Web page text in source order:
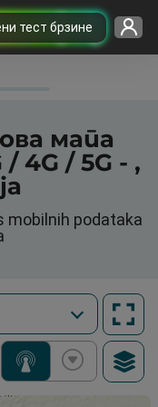
тест брзине
мапа
4G / 5G - ,
mobilnih podataka